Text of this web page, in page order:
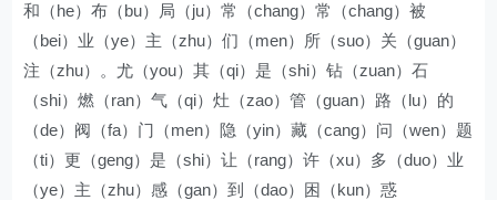
和（he）布（bu）局（ju）常（chang）常（chang）被
（bei）业（ye）主（zhu）们（men）所（suo）关（guan）
注（zhu）。尤（you）其（qi）是（shi）钻（zuan）石
（shi）燃（ran）气（qi）灶（zao）管（guan）路（lu）的
（de）阀（fa）门（men）隐（yin）藏（cang）问（wen）题
（ti）更（geng）是（shi）让（rang）许（xu）多（duo）业
（ye）主（zhu）感（gan）到（dao）困（kun）惑